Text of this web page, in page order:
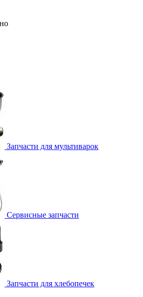
Запчасти для мультиварок
Сервисные запчасти
Запчасти для хлебопечек